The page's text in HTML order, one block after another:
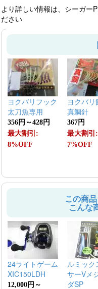
より詳しい情報は、シーガー
ださい
ヨクバリフック
太刀魚専用
356円～428円
最大割引:
8%OFF
ヨクバ
真鯛針
367円
最大割引:
7%OFF
この商
こんな
24ライトゲーム
XIC150LDH
12,000円～
ルミック
サーVメ
ダSP